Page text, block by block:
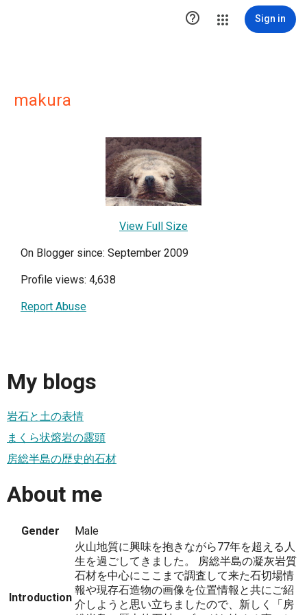
 Sign in
makura
View Full Size
On Blogger since: September 2009
Profile views: 4,638
Report Abuse
My blogs
岩石と土の表情
まくら状熔岩の露頭
房総半島の歴史的石材
About me
Gender Male
Introduction
火山地質に興味を抱きながら77年を超える人
生を過ごしてきました。 房総半島の凝灰岩質
石材を中心にここまで調査して来た石切場情
報や現存石造物の画像を位置情報と共にご紹
介しようと思い立ちましたので、新しく「房